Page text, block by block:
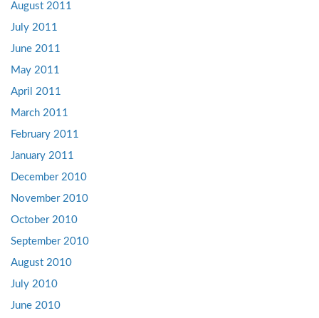
August 2011
July 2011
June 2011
May 2011
April 2011
March 2011
February 2011
January 2011
December 2010
November 2010
October 2010
September 2010
August 2010
July 2010
June 2010